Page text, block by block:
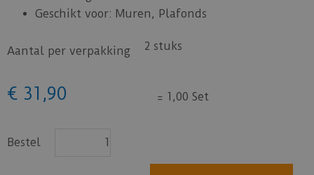
Geschikt voor: Muren, Plafonds
Aantal per verpakking 2 stuks
€ 31 ,90 = 1,00 Set
Bestel